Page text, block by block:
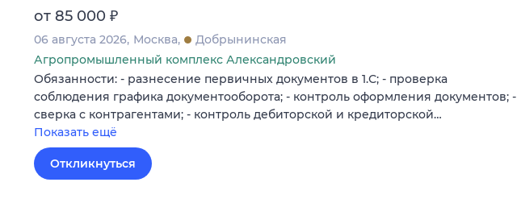
от 85 000 ₽
06 августа 2026 Москва
Добрынинская
Агропромышленный комплекс Александровский
Обязанности: - разнесение первичных документов в 1.С; - проверка
соблюдения графика документооборота; - контроль оформления документов; -
сверка с контрагентами; - контроль дебиторской и кредиторской…
Показать ещё
Откликнуться